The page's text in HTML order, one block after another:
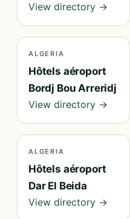
View directory →
ALGERIA
Hôtels aéroport
Bordj Bou Arreridj
View directory →
ALGERIA
Hôtels aéroport
Dar El Beida
View directory →